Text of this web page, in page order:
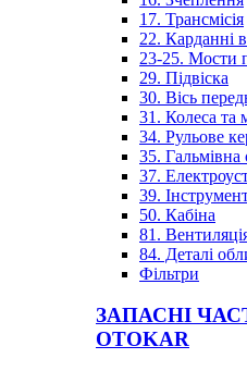
17. Трансмісія
22. Карданні
23-25. Мости
29. Підвіска
30. Вісь
31. Колеса та
34. Рульове
35. Гальмівна
37.
39.
50. Кабіна
81.
84. Деталі
Фільтри
ЗАПАСНІ
OTOKAR